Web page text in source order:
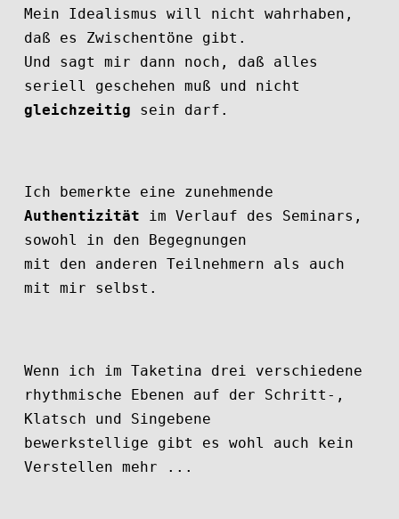
Mein Idealismus will nicht wahrhaben,
daß es Zwischentöne gibt.
Und sagt mir dann noch, daß alles
seriell geschehen muß und nicht
gleichzeitig sein darf.
Ich bemerkte eine zunehmende
Authentizität im Verlauf des Seminars,
sowohl in den Begegnungen
mit den anderen Teilnehmern als auch
mit mir selbst.
Wenn ich im Taketina drei verschiedene
rhythmische Ebenen auf der Schritt-,
Klatsch und Singebene
bewerkstellige gibt es wohl auch kein
Verstellen mehr ...